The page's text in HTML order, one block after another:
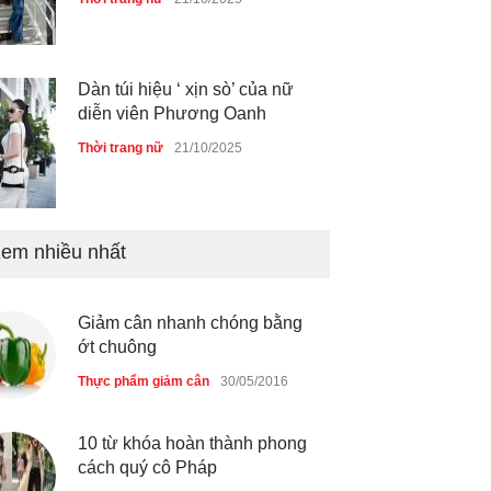
Dàn túi hiệu ‘ xịn sò’ của nữ
diễn viên Phương Oanh
Thời trang nữ 21/10/2025
Mẫu áo khoác đẹp cho phụ
Thời trang nữ 21/10/2025
Chiếc áo dài cưới của Hoa
Thời trang nữ 21/10/2025
nhiều nhất
Giảm cân nhanh chóng bằng
ớt chuông
Thực phẩm giảm cân 30/05/2016
10 từ khóa hoàn thành phong
cách quý cô Pháp